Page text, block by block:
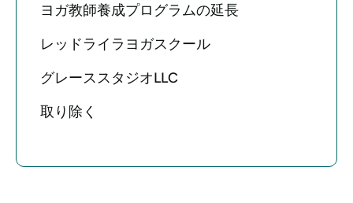
ヨガ教師養成プログラムの延長
レッドライラヨガスクール
グレーススタジオLLC
取り除く